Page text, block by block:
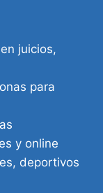
juicios,
para
y online
deportivos